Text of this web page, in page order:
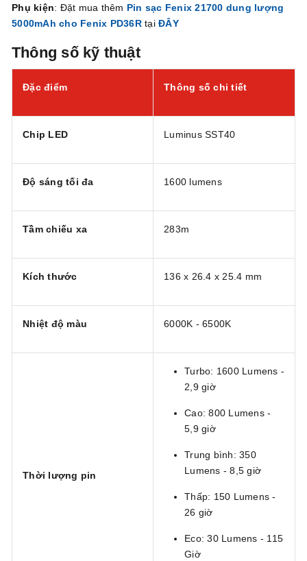
Phụ kiện: Đặt mua thêm Pin sạc Fenix 21700 dung lượng
5000mAh cho Fenix PD36Rtại ĐÂY
Thông số kỹ thuật
Đặc điểm Thông số chi tiết
Chip LED Luminus SST40
Độ sáng tối đa 1600 lumens
Tầm chiếu xa 283m
Kích thước 136 x 26.4 x 25.4 mm
Nhiệt độ màu 6000K - 6500K
Thời lượng pin
Turbo: 1600 Lumens -
2,9 giờ
Cao: 800 Lumens -
5,9 giờ
Trung bình: 350
Lumens - 8,5 giờ
Thấp: 150 Lumens -
26 giờ
Eco: 30 Lumens - 115
Giờ